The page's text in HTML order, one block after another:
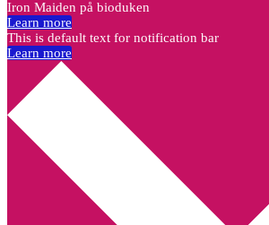
Iron Maiden på bioduken
Learn more
This is default text for notification bar
Learn more